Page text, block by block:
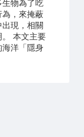
物為了吃
，來掩蔽
現，相關
本文主要
洋「隱身